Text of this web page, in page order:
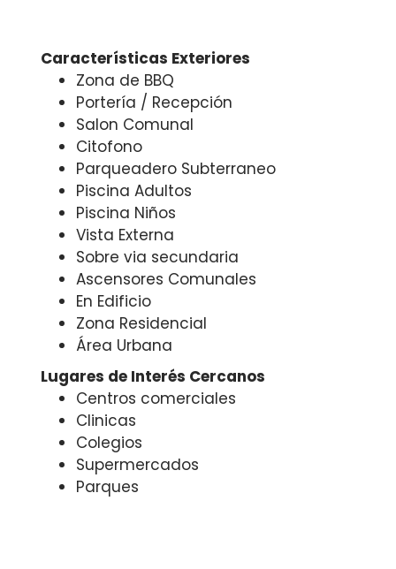
Características Exteriores
Zona de BBQ
Portería / Recepción
Salon Comunal
Citofono
Parqueadero Subterraneo
Piscina Adultos
Piscina Niños
Vista Externa
Sobre via secundaria
Ascensores Comunales
En Edificio
Zona Residencial
Área Urbana
Lugares de Interés Cercanos
Centros comerciales
Clinicas
Colegios
Supermercados
Parques